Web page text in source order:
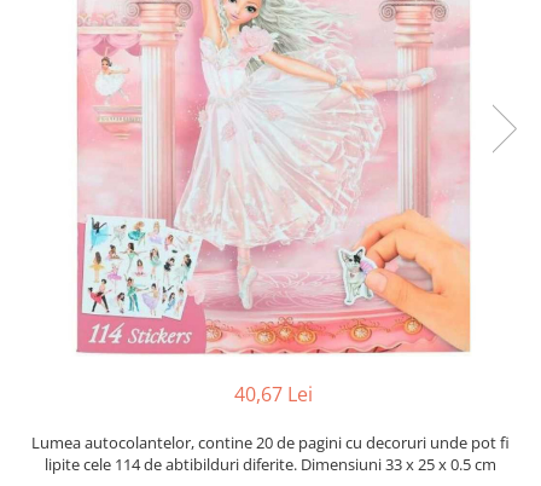
40,67 Lei
Lumea autocolantelor, contine 20 de pagini cu decoruri unde pot fi
lipite cele 114 de abtibilduri diferite. Dimensiuni 33 x 25 x 0.5 cm